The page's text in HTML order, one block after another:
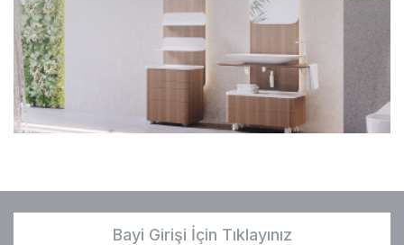
Bayi Girişi İçin Tıklayınız